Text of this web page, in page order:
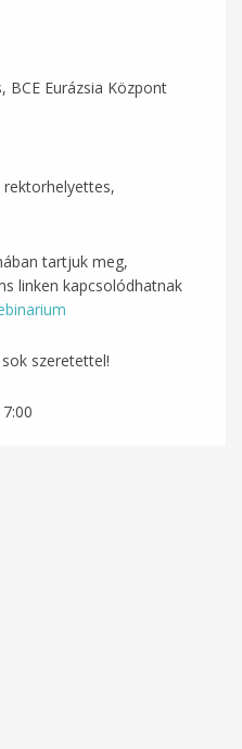
BCE Eurázsia Központ
tartjuk meg,
linken kapcsolódhatnak
szeretettel!